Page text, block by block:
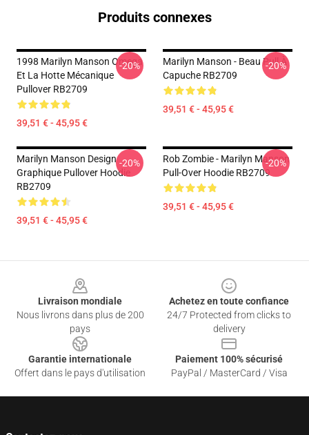
Produits connexes
1998 Marilyn Manson Omega
Et La Hotte Mécanique
Pullover RB2709
39,51 € - 45,95 €
-20%
Marilyn Manson - Beau Pull À
Capuche RB2709
39,51 € - 45,95 €
-20%
Marilyn Manson Design
Graphique Pullover Hoodie
RB2709
39,51 € - 45,95 €
-20%
Rob Zombie - Marilyn Manson
Pull-Over Hoodie RB2709
39,51 € - 45,95 €
-20%
Livraison mondiale
Nous livrons dans plus de 200
pays
Achetez en toute confiance
24/7 Protected from clicks to
delivery
Garantie internationale
Offert dans le pays d'utilisation
Paiement 100% sécurisé
PayPal / MasterCard / Visa